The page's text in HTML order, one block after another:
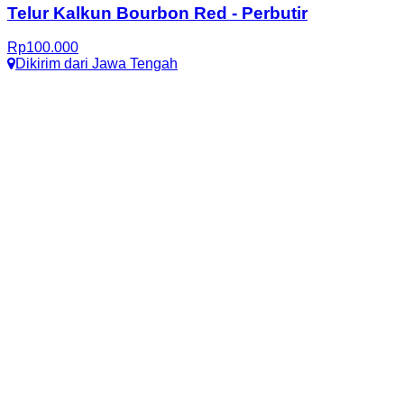
Telur Kalkun Bourbon Red - Perbutir
Rp100.000
Dikirim dari Jawa Tengah